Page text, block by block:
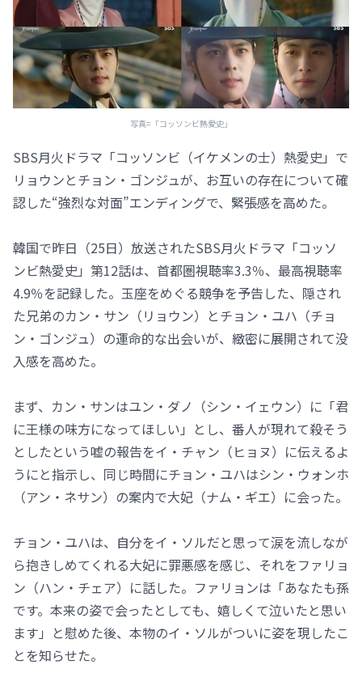
写真=「コッソンビ熱愛史」
SBS月火ドラマ「コッソンビ（イケメンの士）熱愛史」で
リョウンとチョン・ゴンジュが、お互いの存在について確
認した“強烈な対面”エンディングで、緊張感を高めた。
韓国で昨日（25日）放送されたSBS月火ドラマ「コッソ
ンビ熱愛史」第12話は、首都圏視聴率3.3％、最高視聴率
4.9％を記録した。玉座をめぐる競争を予告した、隠され
た兄弟のカン・サン（リョウン）とチョン・ユハ（チョ
ン・ゴンジュ）の運命的な出会いが、緻密に展開されて没
入感を高めた。
まず、カン・サンはユン・ダノ（シン・イェウン）に「君
に王様の味方になってほしい」とし、番人が現れて殺そう
としたという嘘の報告をイ・チャン（ヒョヌ）に伝えるよ
うにと指示し、同じ時間にチョン・ユハはシン・ウォンホ
（アン・ネサン）の案内で大妃（ナム・ギエ）に会った。
チョン・ユハは、自分をイ・ソルだと思って涙を流しなが
ら抱きしめてくれる大妃に罪悪感を感じ、それをファリョ
ン（ハン・チェア）に話した。ファリョンは「あなたも孫
です。本来の姿で会ったとしても、嬉しくて泣いたと思い
ます」と慰めた後、本物のイ・ソルがついに姿を現したこ
とを知らせた。